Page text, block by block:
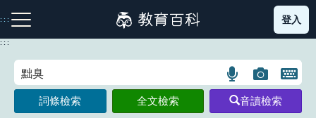
到
主
:::
注音索引圖示 筆畫索引圖示 部首索引表圖示
登入
:::
語
言
搜
圖
片
搜
開
鍵
詞條檢索 全文檢索 音讀檢索